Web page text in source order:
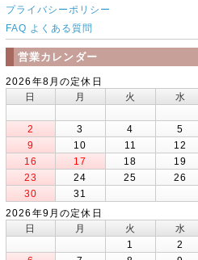
プライバシーポリシー
FAQ よくある質問
営業カレンダー
2026年8月の定休日
日
月 火 水
2
3 4 5
9
10 11 12
16
17 18 19
23
24 25 26
30
31
2026年9月の定休日
日
月 火 水
1
2